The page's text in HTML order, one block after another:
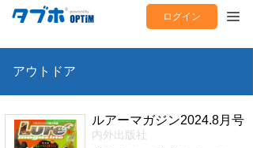
ログイン
アウトドア
ルアーマガジン2024.8月号
内外出版社